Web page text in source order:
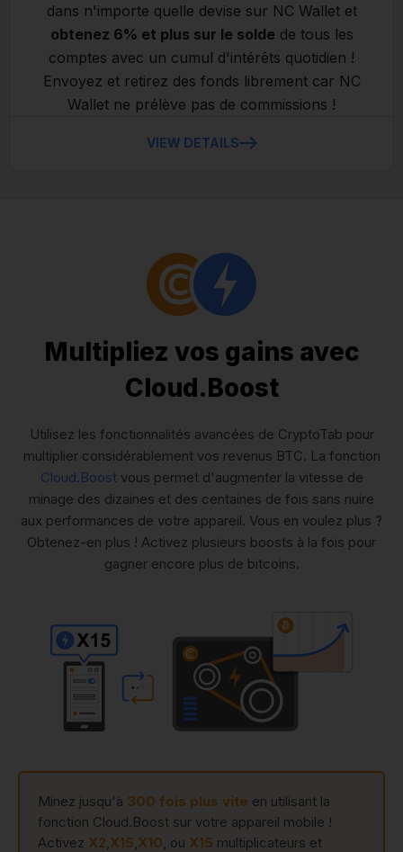
dans n'importe quelle devise sur NC Wallet et
obtenez 6% et plus sur le solde de tous les
comptes avec un cumul d'intérêts quotidien !
Envoyez et retirez des fonds librement car NC
Wallet ne prélève pas de commissions !
VIEW DETAILS
Multipliez vos gains avec
Cloud.Boost
Utilisez les fonctionnalités avancées de CryptoTab pour
multiplier considérablement vos revenus BTC. La fonction
Cloud.Boostvous permet d'augmenter la vitesse de
minage des dizaines et des centaines de fois sans nuire
aux performances de votre appareil. Vous en voulez plus ?
Obtenez-en plus ! Activez plusieurs boosts à la fois pour
gagner encore plus de bitcoins.
Minez jusqu'à 300 fois plus vite en utilisant la
fonction Cloud.Boost sur votre appareil mobile !
Activez X2 X15 X10 , ou X15 multiplicateurs et